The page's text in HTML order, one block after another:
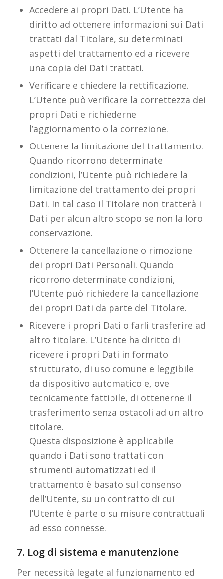
Accedere ai propri Dati. L’Utente ha
diritto ad ottenere informazioni sui Dati
trattati dal Titolare, su determinati
aspetti del trattamento ed a ricevere
una copia dei Dati trattati.
Verificare e chiedere la rettificazione.
L’Utente può verificare la correttezza dei
propri Dati e richiederne
l’aggiornamento o la correzione.
Ottenere la limitazione del trattamento.
Quando ricorrono determinate
condizioni, l’Utente può richiedere la
limitazione del trattamento dei propri
Dati. In tal caso il Titolare non tratterà i
Dati per alcun altro scopo se non la loro
conservazione.
Ottenere la cancellazione o rimozione
dei propri Dati Personali. Quando
ricorrono determinate condizioni,
l’Utente può richiedere la cancellazione
dei propri Dati da parte del Titolare.
Ricevere i propri Dati o farli trasferire ad
altro titolare. L’Utente ha diritto di
ricevere i propri Dati in formato
strutturato, di uso comune e leggibile
da dispositivo automatico e, ove
tecnicamente fattibile, di ottenerne il
trasferimento senza ostacoli ad un altro
titolare.
Questa disposizione è applicabile
quando i Dati sono trattati con
strumenti automatizzati ed il
trattamento è basato sul consenso
dell’Utente, su un contratto di cui
l’Utente è parte o su misure contrattuali
ad esso connesse.
7. Log di sistema e manutenzione
Per necessità legate al funzionamento ed